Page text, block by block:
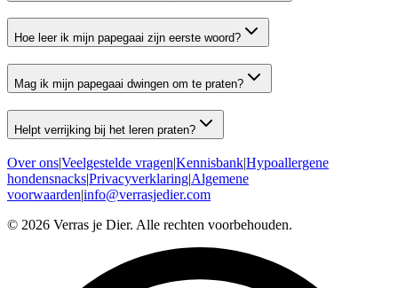
Hoe leer ik mijn papegaai zijn eerste woord?
Mag ik mijn papegaai dwingen om te praten?
Helpt verrijking bij het leren praten?
Over ons|Veelgestelde vragen|Kennisbank|Hypoallergene
hondensnacks|Privacyverklaring|Algemene
voorwaarden|info@verrasjedier.com
© 2026 Verras je Dier. Alle rechten voorbehouden.